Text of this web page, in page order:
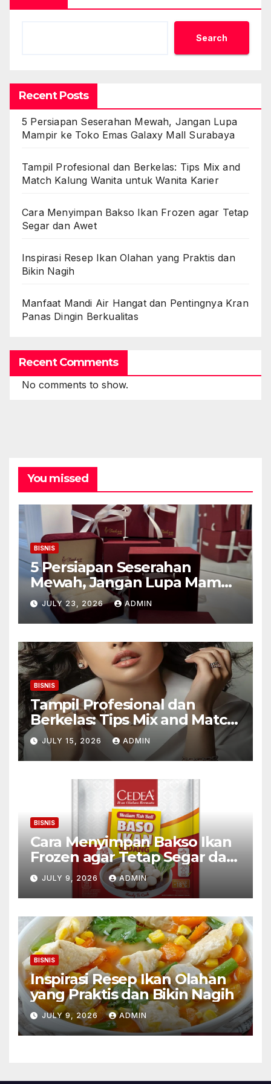
Search
Recent Posts
5 Persiapan Seserahan Mewah, Jangan Lupa
Mampir ke Toko Emas Galaxy Mall Surabaya
Tampil Profesional dan Berkelas: Tips Mix and
Match Kalung Wanita untuk Wanita Karier
Cara Menyimpan Bakso Ikan Frozen agar Tetap
Segar dan Awet
Inspirasi Resep Ikan Olahan yang Praktis dan
Bikin Nagih
Manfaat Mandi Air Hangat dan Pentingnya Kran
Panas Dingin Berkualitas
Recent Comments
No comments to show.
You missed
BISNIS
5 Persiapan Seserahan
Mewah, Jangan Lupa Mampir
ke Toko Emas Galaxy Mall
Surabaya
JULY 23, 2026 ADMIN
BISNIS
Tampil Profesional dan
Berkelas: Tips Mix and Match
Kalung Wanita untuk Wanita
Karier
JULY 15, 2026 ADMIN
BISNIS
Cara Menyimpan Bakso Ikan
Frozen agar Tetap Segar dan
Awet
JULY 9, 2026 ADMIN
BISNIS
Inspirasi Resep Ikan Olahan
yang Praktis dan Bikin Nagih
JULY 9, 2026 ADMIN